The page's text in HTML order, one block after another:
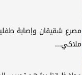
مصرع شقيقان وإصابة
ملاكي...